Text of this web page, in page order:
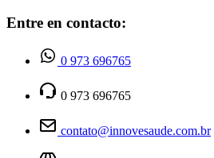
Entre en contacto:
0 973 696765
0 973 696765
contato@innovesaude.com.br